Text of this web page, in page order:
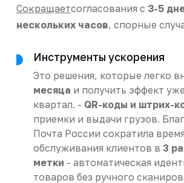
Сокращаетсогласования с 3-5
нескольких часов, спорные
Инструменты ускорения
Это решения, которые легко
месяца и получить эффект
квартал. - QR-коды и штрих-
приемки и выдачи грузов.
Почта России сократила время
обслуживания клиентов в 3
метки - автоматическая
товаров без ручного